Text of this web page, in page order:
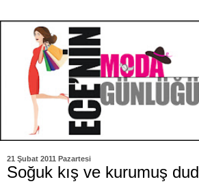
21 Şubat 2011 Pazartesi
Soğuk kış ve kurumuş